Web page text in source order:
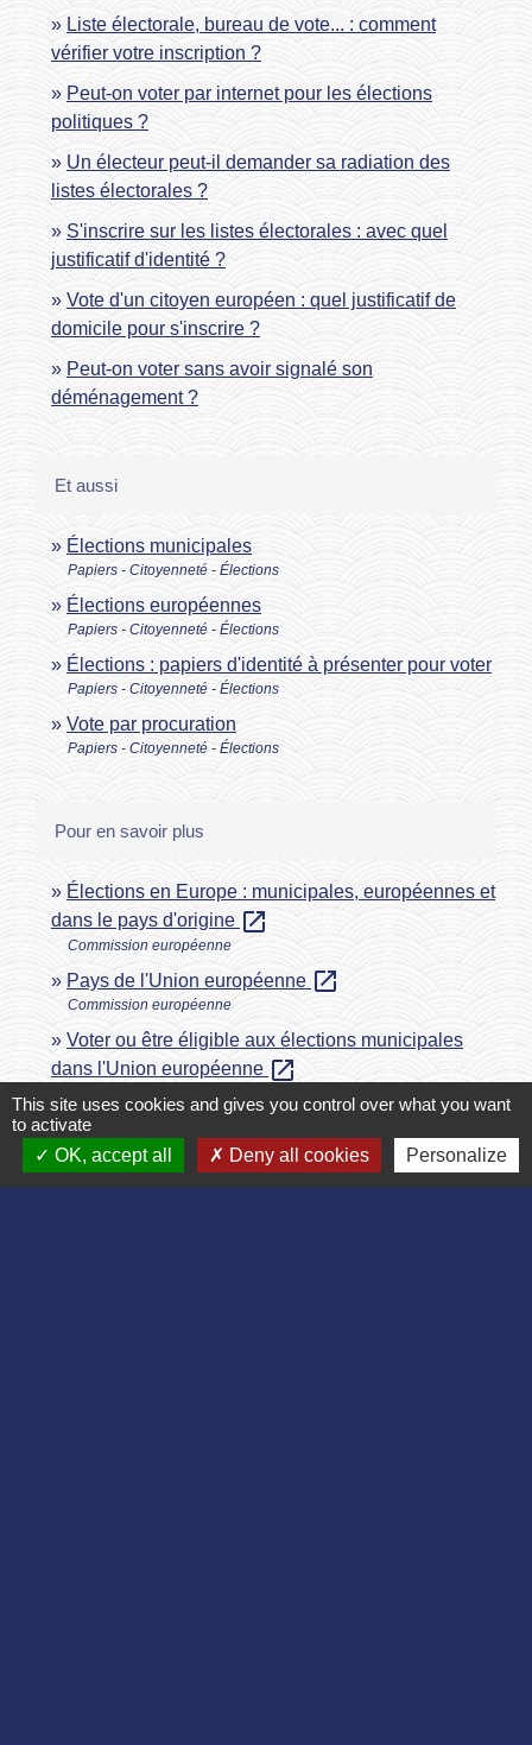
Liste électorale, bureau de vote... : comment
vérifier votre inscription ?
Peut-on voter par internet pour les élections
politiques ?
Un électeur peut-il demander sa radiation des
listes électorales ?
S'inscrire sur les listes électorales : avec quel
justificatif d'identité ?
Vote d'un citoyen européen : quel justificatif de
domicile pour s'inscrire ?
Peut-on voter sans avoir signalé son
déménagement ?
Et aussi
Élections municipales
Papiers - Citoyenneté - Élections
Élections européennes
Papiers - Citoyenneté - Élections
Élections : papiers d'identité à présenter pour voter
Papiers - Citoyenneté - Élections
Vote par procuration
Papiers - Citoyenneté - Élections
Pour en savoir plus
Élections en Europe : municipales, européennes et
dans le pays d'origine open_in_new
Commission européenne
Pays de l'Union européenne open_in_new
Commission européenne
Voter ou être éligible aux élections municipales
dans l'Union européenne open_in_new
Toute l'Europe
Signaler une erreur sur cette page
This site uses cookies and gives you control over what you want
to activate
OK, accept all
Deny all cookies Personalize